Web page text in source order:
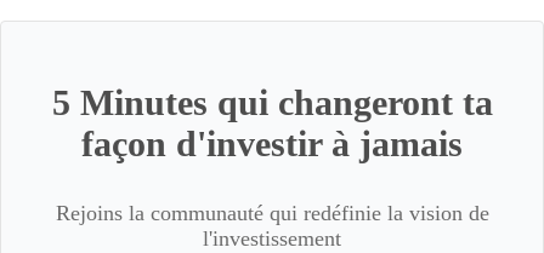
5 Minutes qui changeront ta
façon d'investir à jamais
Rejoins la communauté qui redéfinie la vision de
l'investissement